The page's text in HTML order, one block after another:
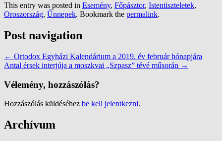
This entry was posted in Esemény, Főpásztor, Istentiszteletek,
Oroszország, Űnnepek. Bookmark the permalink.
Post navigation
← Ortodox Egyházi Kalendárium a 2019. év február hónapjára
Antal érsek interjúja a moszkvai „Szpasz” tévé műsorán →
Vélemény, hozzászólás?
Hozzászólás küldéséhez be kell jelentkezni.
Archívum